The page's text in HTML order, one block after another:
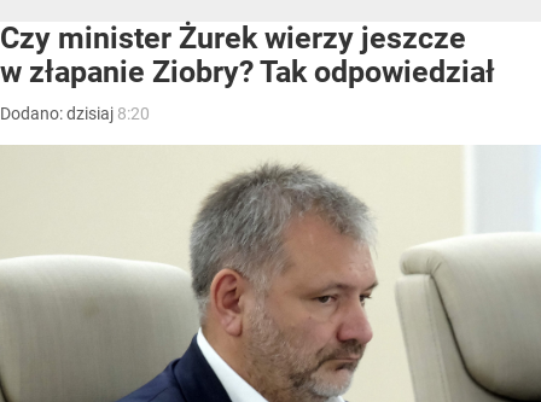
Czy minister Żurek wierzy jeszcze
w złapanie Ziobry? Tak odpowiedział
Dodano:dzisiaj 8:20